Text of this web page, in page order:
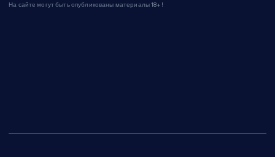
На сайте могут быть опубликованы материалы 18+!